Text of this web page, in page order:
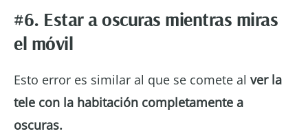
#6. Estar a oscuras mientras miras
el móvil
Esto error es similar al que se comete al ver la
tele con la habitación completamente a
oscuras.